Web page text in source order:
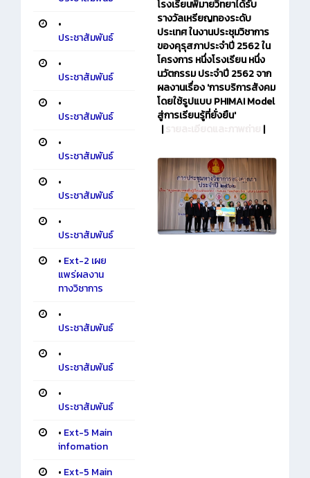
•
ประชาสัมพันธ์
•
ประชาสัมพันธ์
•
ประชาสัมพันธ์
•
ประชาสัมพันธ์
•
ประชาสัมพันธ์
•
ประชาสัมพันธ์
• Ext-2 เผย
แพร่ผลงาน
ทางวิชาการ
•
ประชาสัมพันธ์
•
ประชาสัมพันธ์
•
ประชาสัมพันธ์
• Ext-5 Main
infomation
• Ext-5 Main
โรงเรียนพิมายวิทยาได้รับ
รางวัลเหรียญทองระดับ
ประเทศ ในงานประชุมวิชาการ
ของคุรุสภาประจำปี 2562 ใน
โครงการ หนึ่งโรงเรียน หนึ่ง
นวัตกรรม ประจำปี 2562 จาก
ผลงานเรื่อง 'การบริการสังคม
โดยใช้รูปแบบ PHIMAI Model
สู่การเรียนรู้ที่ยั่งยืน'
|
|